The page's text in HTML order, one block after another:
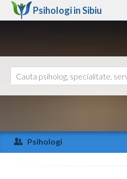
Psihologi inSibiu
Arad
Arges
Ajutor
Psihologi